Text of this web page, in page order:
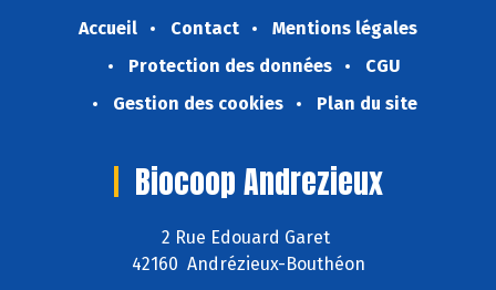
Accueil Contact
Mentions légales
Protection des données
CGU
Gestion des cookies
Plan du site
Biocoop Andrezieux
2 Rue Edouard Garet
42160 Andrézieux-Bouthéon